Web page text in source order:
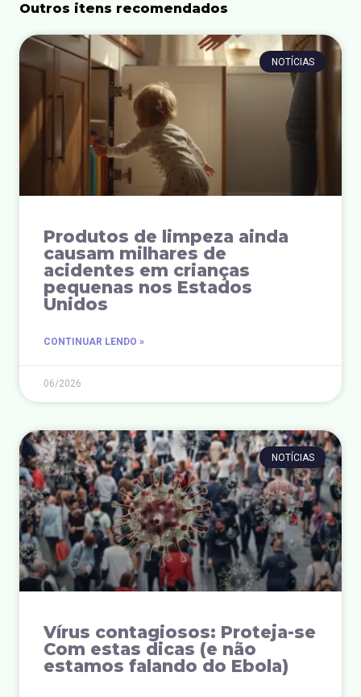
Outros itens recomendados
NOTÍCIAS
Produtos de limpeza ainda
causam milhares de
acidentes em crianças
pequenas nos Estados
Unidos
CONTINUAR LENDO »
06/2026
NOTÍCIAS
Vírus contagiosos: Proteja-se
Com estas dicas (e não
estamos falando do Ebola)